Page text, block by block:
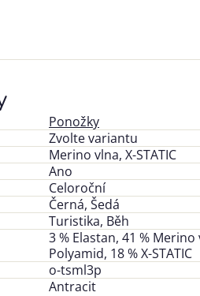
Ponožky
Zvolte variantu
Merino vlna, X-STATIC
Ano
Celoroční
Černá, Šedá
Turistika, Běh
3 % Elastan, 41 % Merino
Polyamid, 18 % X-STATIC
o-tsml3p
Antracit